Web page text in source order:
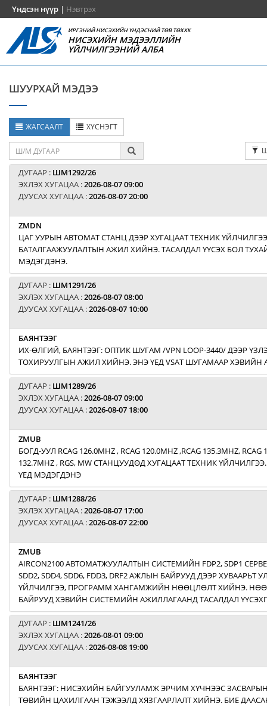
Үндсэн нүүр | Нэвтрэх
ИРГЭНИЙ НИСЭХИЙН ҮНДЭСНИЙ ТӨВ ТӨХХК
НИСЭХИЙН МЭДЭЭЛЛИЙН
ҮЙЛЧИЛГЭЭНИЙ АЛБА
ШУУРХАЙ МЭДЭЭ
ЖАГСААЛТ ХҮСНЭГТ
ДУГААР : ШМ1292/26
ЭХЛЭХ ХУГАЦАА :2026-08-07 09:00
ДУУСАХ ХУГАЦАА :2026-08-07 20:00
ZMDN
ЦАГ УУРЫН АВТОМАТ СТАНЦ ДЭЭР ХУГАЦААТ ТЕХНИК
БАТАЛГААЖУУЛАЛТЫН АЖИЛ ХИЙНЭ. ТАСАЛДАЛ ҮҮСЭХ БОЛ
МЭДЭГДЭНЭ.
ДУГААР : ШМ1291/26
ЭХЛЭХ ХУГАЦАА :2026-08-07 08:00
ДУУСАХ ХУГАЦАА :2026-08-07 10:00
БАЯНТЭЭГ
ИХ-ӨЛГИЙ, БАЯНТЭЭГ: ОПТИК ШУГАМ /VPN LOOP-3440/ ДЭЭР
ТОХИРУУЛГЫН АЖИЛ ХИЙНЭ. ЭНЭ ҮЕД VSAT ШУГАМААР ХЭВИЙН
ДУГААР : ШМ1289/26
ЭХЛЭХ ХУГАЦАА :2026-08-07 09:00
ДУУСАХ ХУГАЦАА :2026-08-07 18:00
ZMUB
БОГД-УУЛ RCAG 126.0MHZ , RCAG 120.0MHZ ,RCAG 135.3MHZ, RCAG
132.7MHZ , RGS, MW СТАНЦУУДӨД ХУГАЦААТ ТЕХНИК
ҮЕД МЭДЭГДЭНЭ
ДУГААР : ШМ1288/26
ЭХЛЭХ ХУГАЦАА :2026-08-07 17:00
ДУУСАХ ХУГАЦАА :2026-08-07 22:00
ZMUB
AIRCON2100 АВТОМАТЖУУЛАЛТЫН СИСТЕМИЙН FDP2, SDP1
SDD2, SDD4, SDD6, FDD3, DRF2 АЖЛЫН БАЙРУУД ДЭЭР
ҮЙЛЧИЛГЭЭ, ПРОГРАММ ХАНГАМЖИЙН НӨӨЦЛӨЛТ ХИЙНЭ.
БАЙРУУД ХЭВИЙН СИСТЕМИЙН АЖИЛЛАГААНД ТАСАЛДАЛ
ДУГААР : ШМ1241/26
ЭХЛЭХ ХУГАЦАА :2026-08-01 09:00
ДУУСАХ ХУГАЦАА :2026-08-08 19:00
БАЯНТЭЭГ
БАЯНТЭЭГ: НИСЭХИЙН БАЙГУУЛАМЖ ЭРЧИМ ХҮЧНЭЭС
ТӨВИЙН ЦАХИЛГААН ТЭЖЭЭЛД ХЯЗГААРЛАЛТ ХИЙНЭ. БИЕ